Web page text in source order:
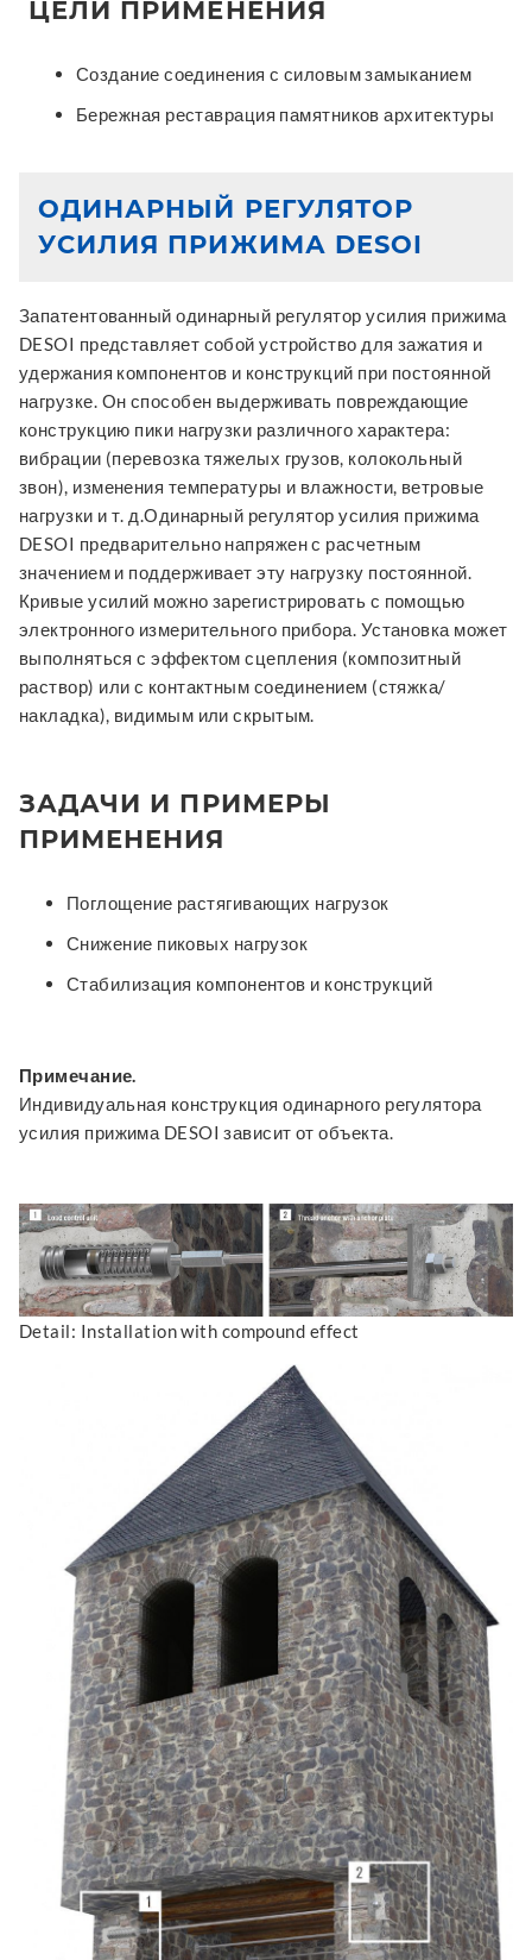
ЦЕЛИ ПРИМЕНЕНИЯ
Создание соединения с силовым замыканием
Бережная реставрация памятников архитектуры
ОДИНАРНЫЙ РЕГУЛЯТОР
УСИЛИЯ ПРИЖИМА DESOI
Запатентованный одинарный регулятор усилия прижима
DESOI представляет собой устройство для зажатия и
удержания компонентов и конструкций при постоянной
нагрузке. Он способен выдерживать повреждающие
конструкцию пики нагрузки различного характера:
вибрации (перевозка тяжелых грузов, колокольный
звон), изменения температуры и влажности, ветровые
нагрузки и т. д.Одинарный регулятор усилия прижима
DESOI предварительно напряжен с расчетным
значением и поддерживает эту нагрузку постоянной.
Кривые усилий можно зарегистрировать с помощью
электронного измерительного прибора. Установка может
выполняться с эффектом сцепления (композитный
раствор) или с контактным соединением (стяжка/
накладка), видимым или скрытым.
ЗАДАЧИ И ПРИМЕРЫ
ПРИМЕНЕНИЯ
Поглощение растягивающих нагрузок
Снижение пиковых нагрузок
Стабилизация компонентов и конструкций
Примечание.
Индивидуальная конструкция одинарного регулятора
усилия прижима DESOI зависит от объекта.
Detail: Installation with compound effect